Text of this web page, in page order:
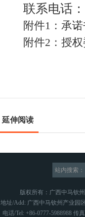
联系电话：
附件1：承
附件2：授
延伸阅读
站内搜索：
版权所有：广西中马钦
地址/Add: 广西中马钦州产业园
电话/Tel: +86-0777-5988988 传